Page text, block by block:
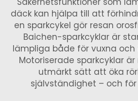
däck kan hjälpa till att
en sparkcykel gör resan
Baichen-sparkcyklar är
lämpliga både för vuxna och
Motoriserade sparkcyklar
utmärkt sätt att öka
självständighet – och